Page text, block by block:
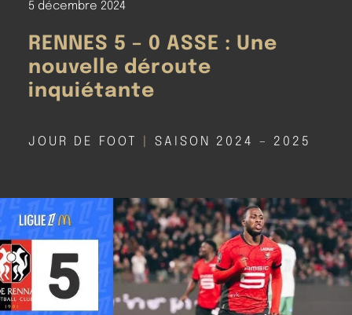
5 décembre 2024
RENNES 5 – 0 ASSE : Une
nouvelle déroute
inquiétante
JOUR DE FOOT SAISON 2024 – 2025